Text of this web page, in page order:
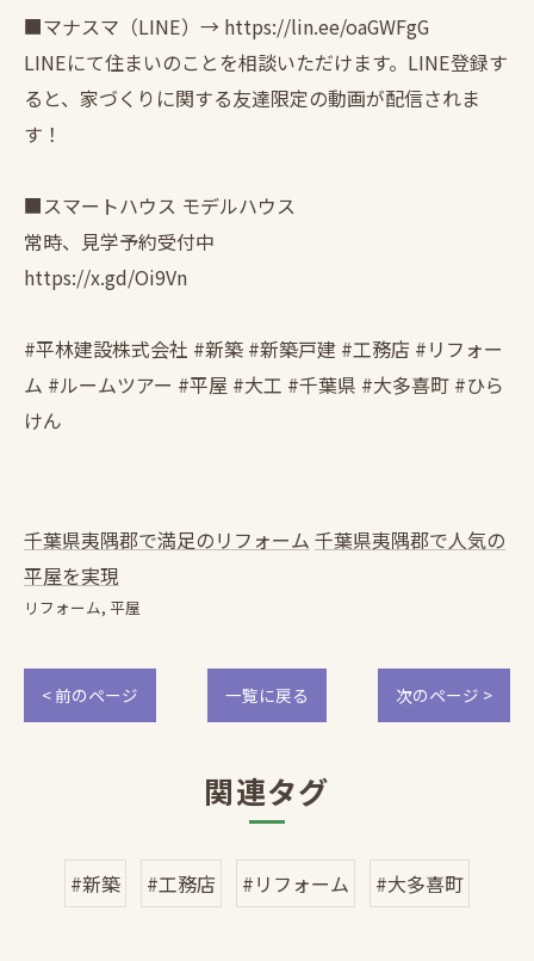
■マナスマ（LINE）→ https://lin.ee/oaGWFgG
LINEにて住まいのことを相談いただけます。LINE登録す
ると、家づくりに関する友達限定の動画が配信されま
す！
■スマートハウス モデルハウス
常時、見学予約受付中
https://x.gd/Oi9Vn
#平林建設株式会社 #新築 #新築戸建 #工務店 #リフォー
ム #ルームツアー #平屋 #大工 #千葉県 #大多喜町 #ひら
けん
千葉県夷隅郡で満足のリフォーム 千葉県夷隅郡で人気の
平屋を実現
リフォーム 平屋
< 前のページ 一覧に戻る 次のページ >
関連タグ
#新築 #工務店 #リフォーム #大多喜町